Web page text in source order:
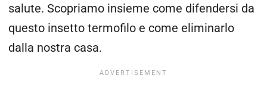
salute. Scopriamo insieme come difendersi da
questo insetto termofilo e come eliminarlo
dalla nostra casa.